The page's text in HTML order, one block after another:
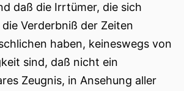
daß die Irrtümer, die sich
Verderbniß der Zeiten
haben, keineswegs von
sind, daß nicht ein
Zeugnis, in Ansehung aller